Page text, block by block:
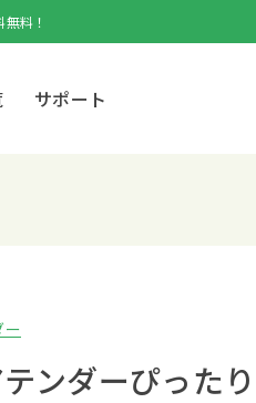
料！
サポート
ー
ンダーぴった